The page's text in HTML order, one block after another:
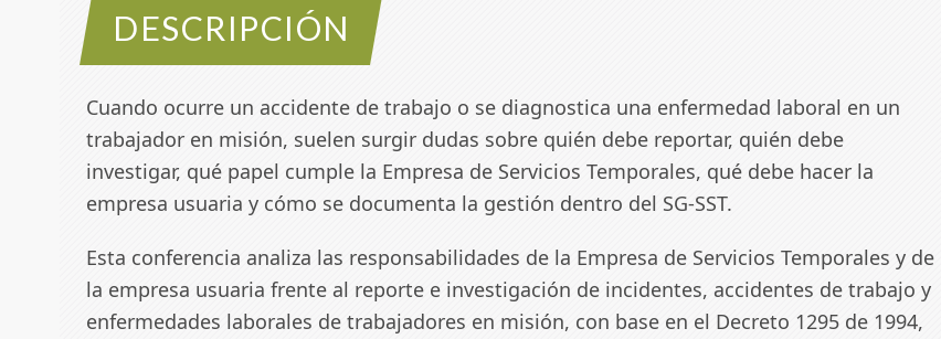
DESCRIPCIÓN
Cuando ocurre un accidente de trabajo o se diagnostica una enfermedad laboral en un
trabajador en misión, suelen surgir dudas sobre quién debe reportar, quién debe
investigar, qué papel cumple la Empresa de Servicios Temporales, qué debe hacer la
empresa usuaria y cómo se documenta la gestión dentro del SG-SST.
Esta conferencia analiza las responsabilidades de la Empresa de Servicios Temporales y de
la empresa usuaria frente al reporte e investigación de incidentes, accidentes de trabajo y
enfermedades laborales de trabajadores en misión, con base en el Decreto 1295 de 1994,